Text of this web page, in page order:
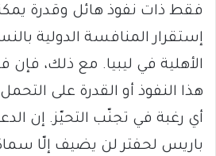
فقط ذات نفوذ هائل وقدرة
إستقرار المنافسة الدولية
الأهلية في ليبيا. مع ذلك، فإن
هذا النفوذ أو القدرة على
أي رغبة في تجنّب التحيّز. إن
باريس لحفتر لن يضيف إلّا